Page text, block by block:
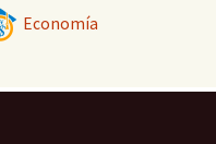
Economía